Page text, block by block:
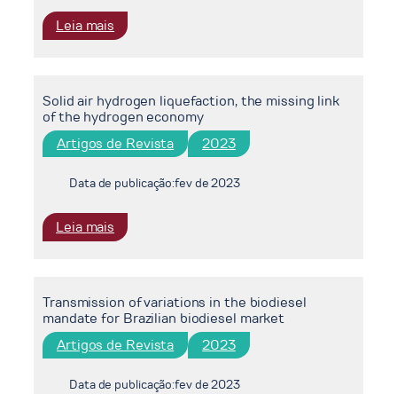
Leia mais
Resultado
de
b20
de
óleo
de
em
locomotivas
Solid air hydrogen liquefaction, the missing link
of the hydrogen economy
Artigos de Revista 2023
Data de publicação:fev de 2023
Leia mais
Solid
liquefaction,
the
missing
link
of
Transmission of variations in the biodiesel
mandate for Brazilian biodiesel market
Artigos de Revista 2023
Data de publicação:fev de 2023